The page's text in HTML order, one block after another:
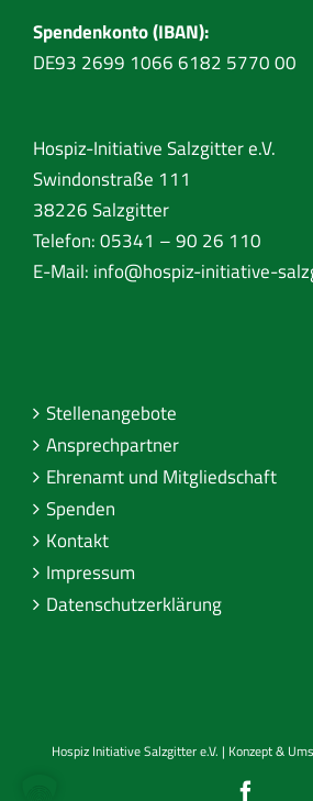
Spendenkonto (IBAN):
DE93 2699 1066 6182 5770 00
Hospiz-Initiative Salzgitter e.V.
Swindonstraße 111
38226 Salzgitter
Telefon: 05341 – 90 26 110
E-Mail: info@hospiz-initiative-
Stellenangebote
Ansprechpartner
Ehrenamt und Mitgliedschaft
Spenden
Kontakt
Impressum
Datenschutzerklärung
Hospiz Initiative Salzgitter e.V. | Konzept &